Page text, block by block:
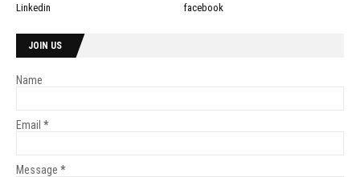
Linkedin
facebook
JOIN US
Name
Email *
Message *